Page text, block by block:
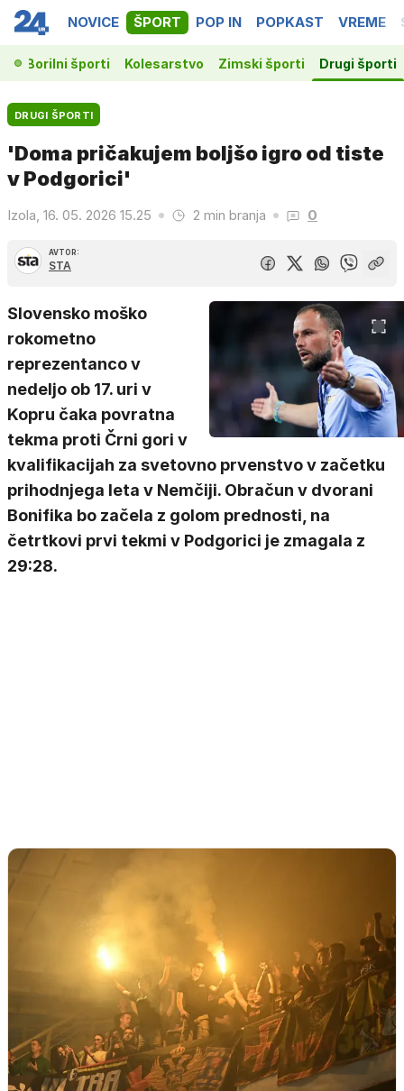
NOVICE ŠPORT POP IN POPKAST VREME
Borilni športi Kolesarstvo Zimski športi Drugi športi
DRUGI ŠPORTI
'Doma pričakujem boljšo igro od tiste
v Podgorici'
Izola, 16. 05. 2026 15.25 2 min branja 0
AVTOR:
STA
Slovensko moško
rokometno
reprezentanco v
nedeljo ob 17. uri v
Kopru čaka povratna
tekma proti Črni gori v
kvalifikacijah za svetovno prvenstvo v začetku
prihodnjega leta v Nemčiji. Obračun v dvorani
Bonifika bo začela z golom prednosti, na
četrtkovi prvi tekmi v Podgorici je zmagala z
29:28.